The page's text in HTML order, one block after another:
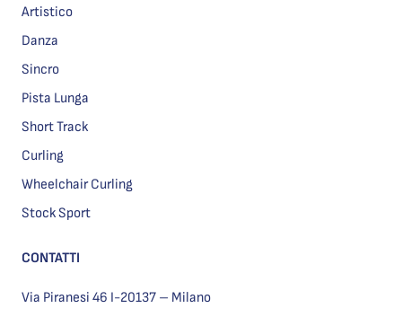
Artistico
Danza
Sincro
Pista Lunga
Short Track
Curling
Wheelchair Curling
Stock Sport
CONTATTI
Via Piranesi 46 I-20137 – Milano